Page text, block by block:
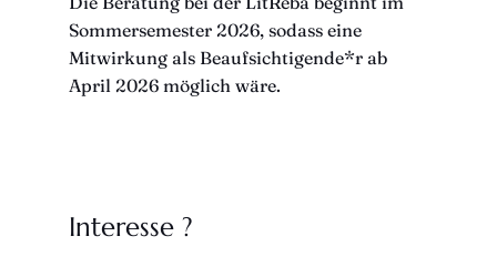
Sommersemester 2026, sodass eine
Mitwirkung als Beaufsichtigende*r ab
April 2026 möglich wäre.
Interesse ?